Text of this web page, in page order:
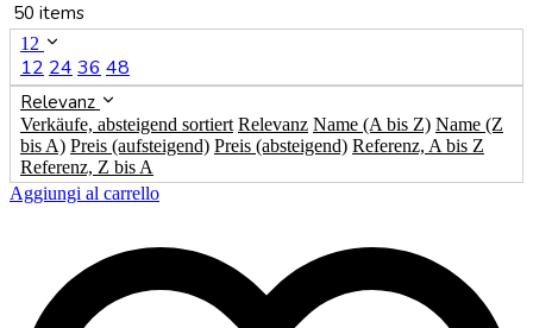
50 items
12
12 24 36 48
Relevanz
Verkäufe, absteigend sortiert Relevanz Name (A bis Z) Name (Z
bis A) Preis (aufsteigend) Preis (absteigend) Referenz, A bis Z
Referenz, Z bis A
Aggiungi al carrello